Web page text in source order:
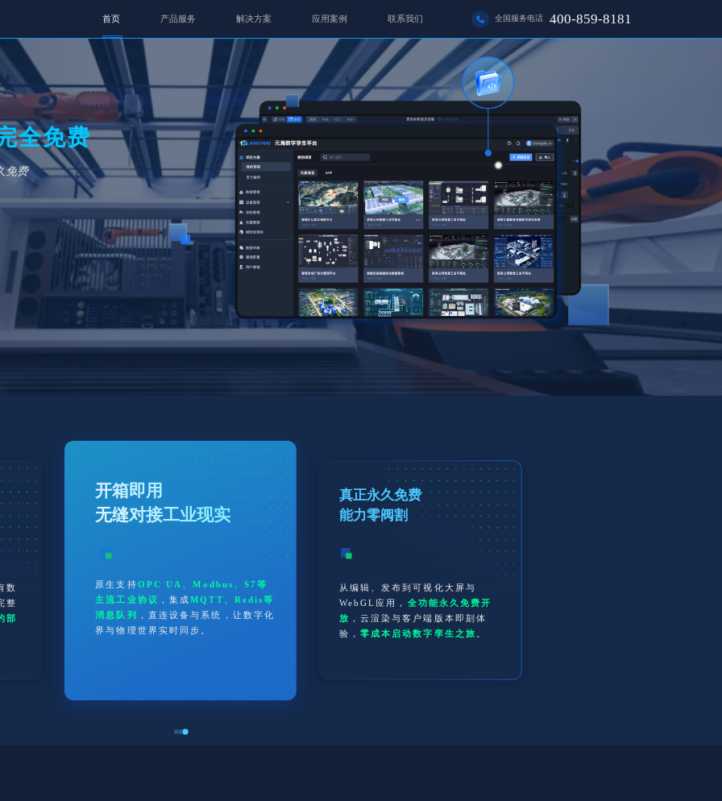
首页 产品服务 解决方案 应用案例 联系我们 全国服务电话 400-859-8181
全免费
免费
数
整
部
开箱即用
无缝对接工业现实
原生支持OPC UA、Modbus、S7等
主流工业协议
，集成MQTT、Redis等
消息队列
，直连设备与系统，让数字化
界与物理世界实时同步。
真正永久免费
能力零阀割
从编辑、发布到可视化大屏与
WebGL应用， 全功能永久免费开
放 ，云渲染与客户端版本即刻体
验， 零成本启动数字孪生之旅